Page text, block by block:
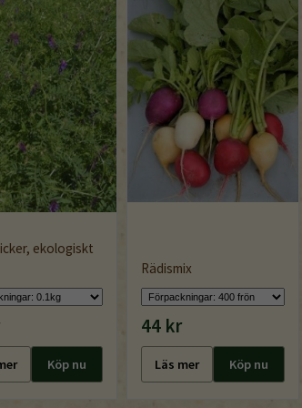
ekologiskt
Köp nu
Rädismix
44 kr
Läs mer Köp nu